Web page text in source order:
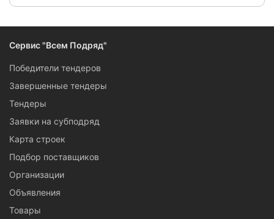
Сервис "Всем Подряд"
Победители тендеров
Завершенные тендеры
Тендеры
Заявки на субподряд
Карта строек
Подбор поставщиков
Организации
Объявления
Товары